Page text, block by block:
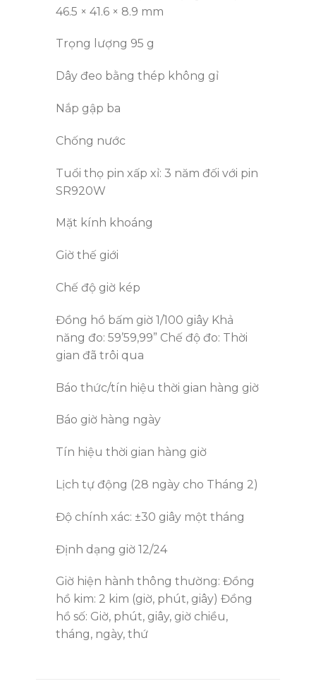
46.5 × 41.6 × 8.9 mm
Trọng lượng 95 g
Dây đeo bằng thép không gỉ
Nắp gập ba
Chống nước
Tuổi thọ pin xấp xỉ: 3 năm đối với pin
SR920W
Mặt kính khoáng
Giờ thế giới
Chế độ giờ kép
Đồng hồ bấm giờ 1/100 giây Khả
năng đo: 59’59,99” Chế độ đo: Thời
gian đã trôi qua
Báo thức/tín hiệu thời gian hàng giờ
Báo giờ hàng ngày
Tín hiệu thời gian hàng giờ
Lịch tự động (28 ngày cho Tháng 2)
Độ chính xác: ±30 giây một tháng
Định dạng giờ 12/24
Giờ hiện hành thông thường: Đồng
hồ kim: 2 kim (giờ, phút, giây) Đồng
hồ số: Giờ, phút, giây, giờ chiều,
tháng, ngày, thứ